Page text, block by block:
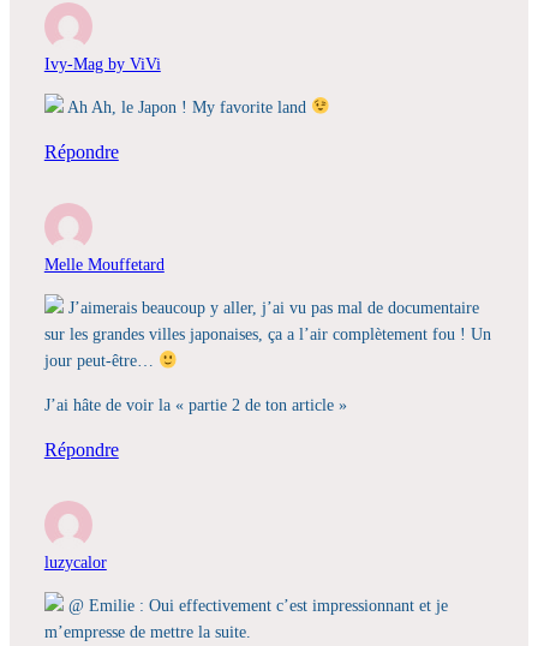
Ivy-Mag by ViVi
Ah Ah, le Japon ! My favorite land
Répondre
Melle Mouffetard
J’aimerais beaucoup y aller, j’ai vu pas mal de documentaire
sur les grandes villes japonaises, ça a l’air complètement fou ! Un
jour peut-être…
J’ai hâte de voir la « partie 2 de ton article »
Répondre
luzycalor
@ Emilie : Oui effectivement c’est impressionnant et je
m’empresse de mettre la suite.